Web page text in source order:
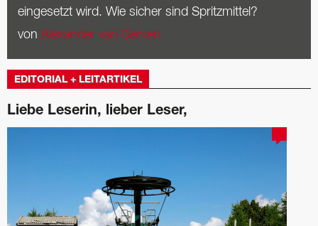
eingesetzt wird. Wie sicher sind Spritzmittel?
von Alexander van Gerven
EDITORIAL + LEITARTIKEL
Liebe Leserin, lieber Leser,